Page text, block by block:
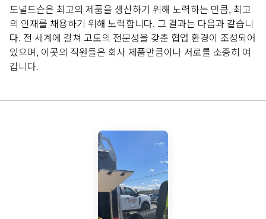
도널드슨은 최고의 제품을 생산하기 위해 노력하는 만큼, 최고
의 인재를 채용하기 위해 노력합니다. 그 결과는 다음과 같습니
다. 전 세계에 걸쳐 고도의 전문성을 갖춘 협업 환경이 조성되어
있으며, 이곳의 직원들은 회사 제품만큼이나 서로를 소중히 여
깁니다.